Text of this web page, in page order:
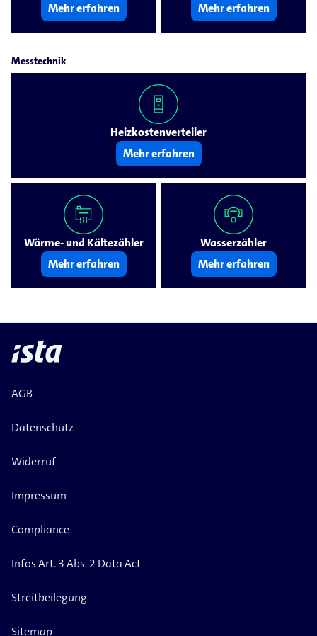
Mehr erfahren
Mehr erfahren
Messtechnik
Heizkostenverteiler
Mehr erfahren
Wärme- und Kältezähler
Mehr erfahren
Wasserzähler
Mehr erfahren
AGB
Datenschutz
Widerruf
Impressum
Compliance
Infos Art. 3 Abs. 2 Data Act
Streitbeilegung
Sitemap